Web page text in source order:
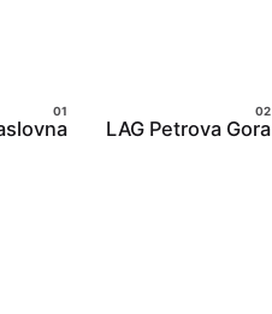
LAG Petrova Gora